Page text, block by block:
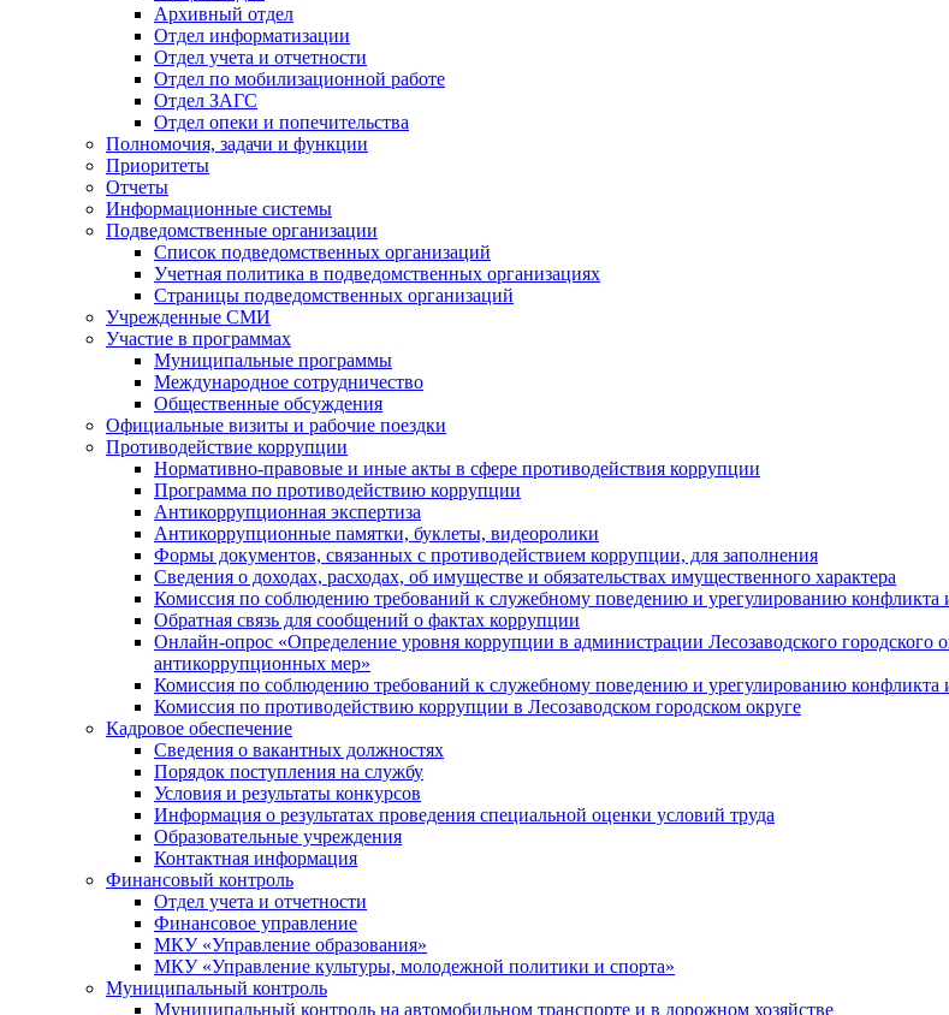
Архивный отдел
Отдел информатизации
Отдел учета и отчетности
Отдел по мобилизационной работе
Отдел ЗАГС
Отдел опеки и попечительства
Полномочия, задачи и функции
Приоритеты
Отчеты
Информационные системы
Подведомственные организации
Список подведомственных организаций
Учетная политика в подведомственных организациях
Страницы подведомственных организаций
Учрежденные СМИ
Участие в программах
Муниципальные программы
Международное сотрудничество
Общественные обсуждения
Официальные визиты и рабочие поездки
Противодействие коррупции
Нормативно-правовые и иные акты в сфере противодействия коррупции
Программа по противодействию коррупции
Антикоррупционная экспертиза
Антикоррупционные памятки, буклеты, видеоролики
Формы документов, связанных с противодействием коррупции, для заполнения
Сведения о доходах, расходах, об имуществе и обязательствах имущественного характера
Комиссия по соблюдению требований к служебному поведению и урегулированию конфликта
Обратная связь для сообщений о фактах коррупции
Онлайн-опрос «Определение уровня коррупции в администрации Лесозаводского
антикоррупционных мер»
Комиссия по соблюдению требований к служебному поведению и урегулированию конфликта
Комиссия по противодействию коррупции в Лесозаводском городском округе
Кадровое обеспечение
Сведения о вакантных должностях
Порядок поступления на службу
Условия и результаты конкурсов
Информация о результатах проведения специальной оценки условий труда
Образовательные учреждения
Контактная информация
Финансовый контроль
Отдел учета и отчетности
Финансовое управление
МКУ «Управление образования»
МКУ «Управление культуры, молодежной политики и спорта»
Муниципальный контроль
Муниципальный контроль на автомобильном транспорте и в дорожном хозяйстве